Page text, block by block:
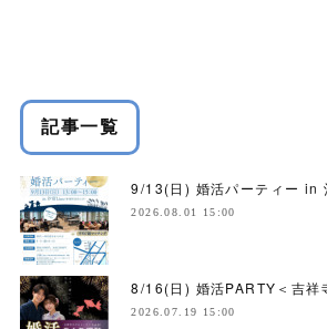
記事一覧
9/13(日) 婚活パーティー in
2026.08.01 15:00
8/16(日) 婚活PARTY＜吉祥
2026.07.19 15:00